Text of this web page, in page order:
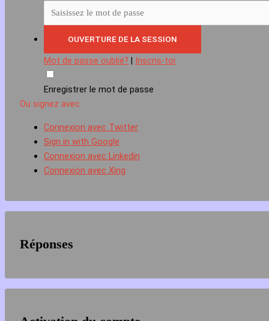
Mot de passe oublié? | Inscris-toi
Enregistrer le mot de passe
Ou signez avec
Connexion avec Twitter
Sign in with Google
Connexion avec Linkedin
Connexion avec Xing
Réponses